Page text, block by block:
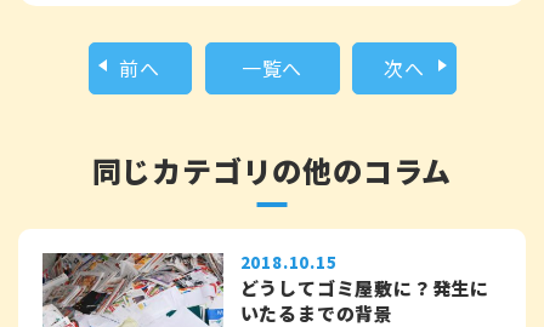
前へ 一覧へ 次へ
同じカテゴリの他のコラム
2018.10.15
どうしてゴミ屋敷に？発生に
いたるまでの背景